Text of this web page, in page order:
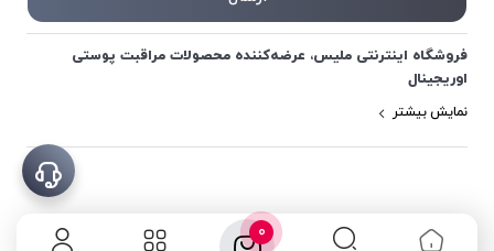
0
فروشگاه اینترنتی ملیس، عرضه‌کننده محصولات مراقبت پوستی
اوریجینال
نمایش بیشتر